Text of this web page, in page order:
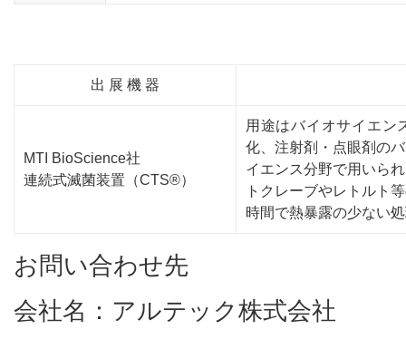
出 展 機 器
MTI BioScience社
連続式滅菌装置（CTS®）
用途はバイオサイエン
化、注射剤・点眼剤の
イエンス分野で用いら
トクレーブやレトルト
時間で熱暴露の少ない
お問い合わせ先
会社名：アルテック株式会社